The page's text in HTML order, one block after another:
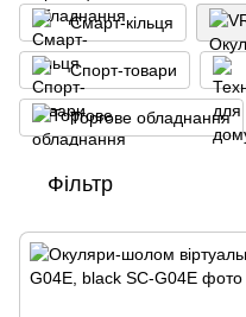
Смарт-кільця
Спорт-товари
Торгове обладнання
Фільтр